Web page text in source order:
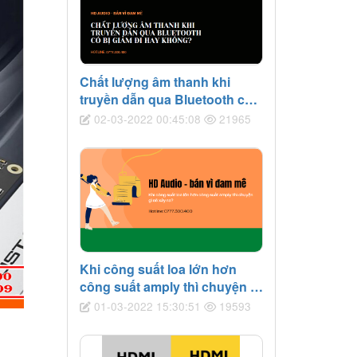
Chất lượng âm thanh khi
truyền dẫn qua Bluetooth có
bị giảm đi hay không?
02-03-2022 00:45:08 21965
Khi công suất loa lớn hơn
công suất amply thì chuyện gì
sẽ xảy ra?
01-03-2022 15:30:51 19593